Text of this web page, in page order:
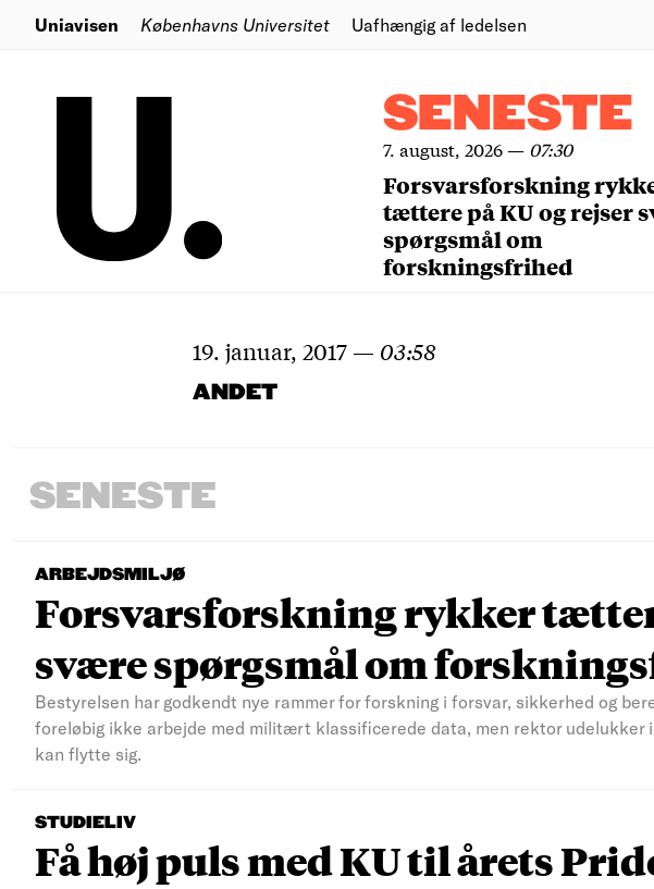
Uniavisen Københavns Universitet Uafhængig af ledelsen
SENESTE
7. august, 2026— 07:30
Forsvarsforskning
tættere på KU og rejser
spørgsmål om
forskningsfrihed
19. januar, 2017 — 03:58
ANDET
SENESTE
ARBEJDSMILJØ
Forsvarsforskning rykker
svære spørgsmål om
Bestyrelsen har godkendt nye rammer for forskning i forsvar, sikkerhed og
foreløbig ikke arbejde med militært klassificerede data, men rektor udelukker
kan flytte sig.
STUDIELIV
Få høj puls med KU til årets